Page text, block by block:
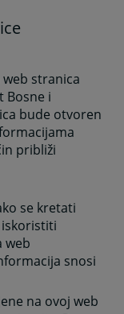
stranica
Bosne i
bude otvoren
približi
se kretati
web
snosi
na ovoj web